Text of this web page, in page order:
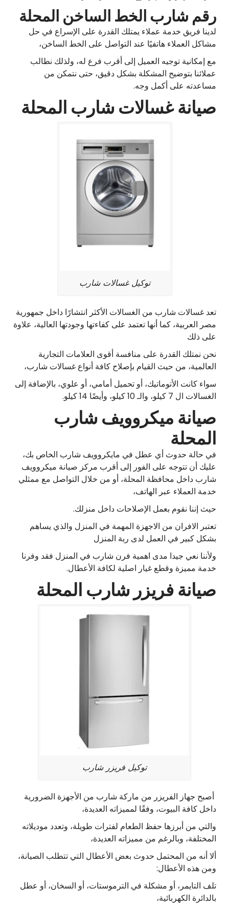
رقم شارب الخط الساخن المحلة
لدينا فريق خدمة عملاء يمتلك القدرة على الإسراع في حل
مشاكل العملاء هاتفيًا عند التواصل على الخط الساخن،
مع إمكانية توجيه العميل إلى أقرب فرع له، ولذلك نطالب
عملائنا بتوضيح المشكلة بشكل دقيق، حتى نتمكن من
مساعدته على أكمل وجه.
صيانة غسالات شارب المحلة
توكيل غسالات شارب
تعد غسالات شارب من الغسالات الأكثر انتشارًا داخل جمهورية
مصر العربية، كما أنها تعتمد على كفاءتها وجودتها العالية، علاوة
على ذلك
نحن نمتلك القدرة على منافسة أقوى العلامات التجارية
العالمية، من حيث القيام بإصلاح كافة أنواع غسالات شارب،
سواء كانت الأتوماتيك، أو تحميل أمامي، أو علوي، بالإضافة إلى
الغسالات ال 7 كيلو، والـ 10 كيلو، وأيضًا 14 كيلو.
صيانة ميكروويف شارب
المحلة
في حالة حدوث أي عطل في مايكروويف شارب الخاص بك،
عليك أن تتوجه على الفور إلى أقرب مركز صيانة ميكروويف
شارب داخل محافظة المحلة، أو من خلال التواصل مع ممثلي
خدمة العملاء عبر الهاتف،
حيث إننا نقوم بعمل الإصلاحات داخل منزلك.
تعتبر الافران من الاجهزة المهمة في المنزل والذي يساهم
بشكل كبير في العمل لدى ربة المنزل
ولأننا نعي جيدا مدى اهمية فرن شارب في المنزل فقد وفرنا
خدمة مميزة وقطع غيار اصلية لكافة الأعطال.
صيانة فريزر شارب المحلة
توكيل فريزر شارب
أصبح جهاز الفريزر من ماركة شارب من الأجهزة الضرورية
داخل كافة البيوت، وفقًا لمميزاته العديدة،
والتي من أبرزها حفظ الطعام لفترات طويلة، وتعدد موديلاته
المختلفة، وبالرغم من مميزاته العديدة،
ألا أنه من المحتمل حدوث بعض الأعطال التي تتطلب الصيانة،
ومن هذه الأعطال:
تلف التايمر، أو مشكلة في الترموستات، أو السخان، أو عطل
بالدائرة الكهربائية،